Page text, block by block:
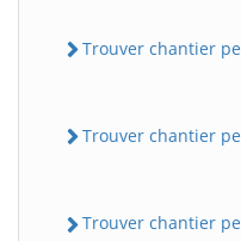
Trouver chantier
Trouver chantier
Trouver chantier